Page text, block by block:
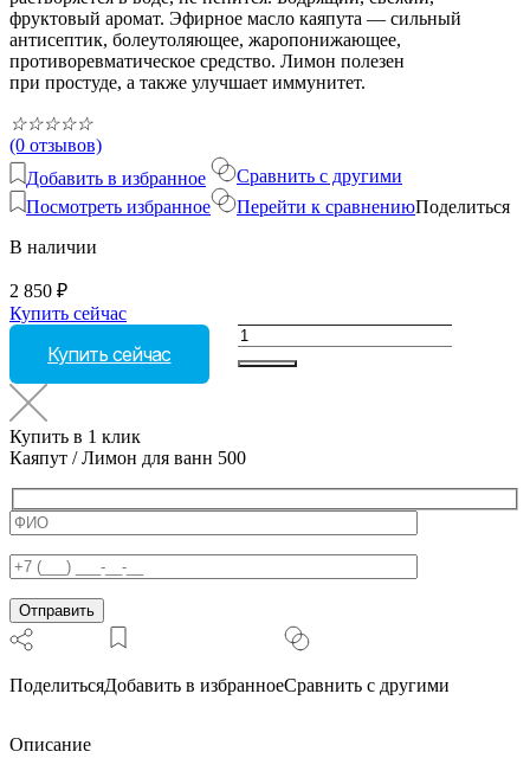
фруктовый аромат. Эфирное масло каяпута — сильный
антисептик, болеутоляющее, жаропонижающее,
противоревматическое средство. Лимон полезен
при простуде, а также улучшает иммунитет.
☆☆☆☆☆
(0 отзывов)
Добавить в избранное
Посмотреть избранное
Сравнить с другими
Перейти к сравнениюПоделиться
В наличии
2 850 ₽
Купить сейчас
Купить сейчас
Количество
ванн
Купить в 1 клик
Каяпут / Лимон для ванн 500
ПоделитьсяДобавить в избранноеСравнить с другими
Описание